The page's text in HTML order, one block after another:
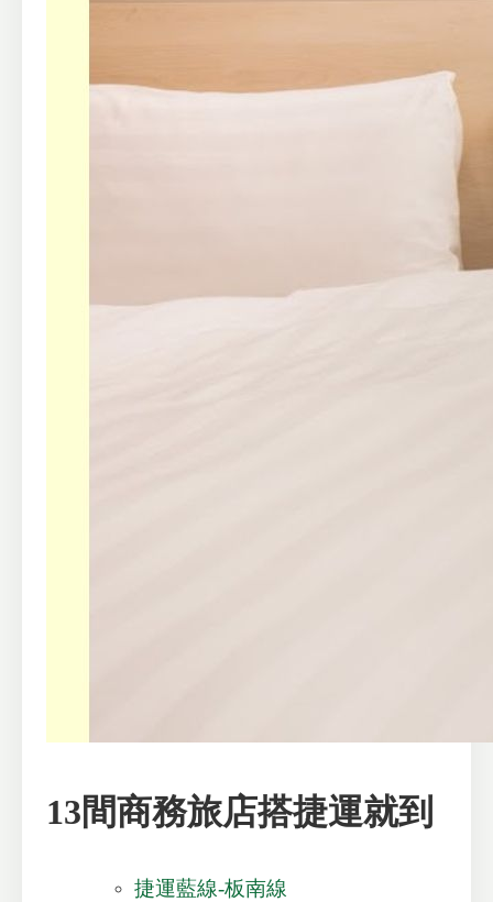
13間商務旅店搭捷運就到
捷運藍線-板南線